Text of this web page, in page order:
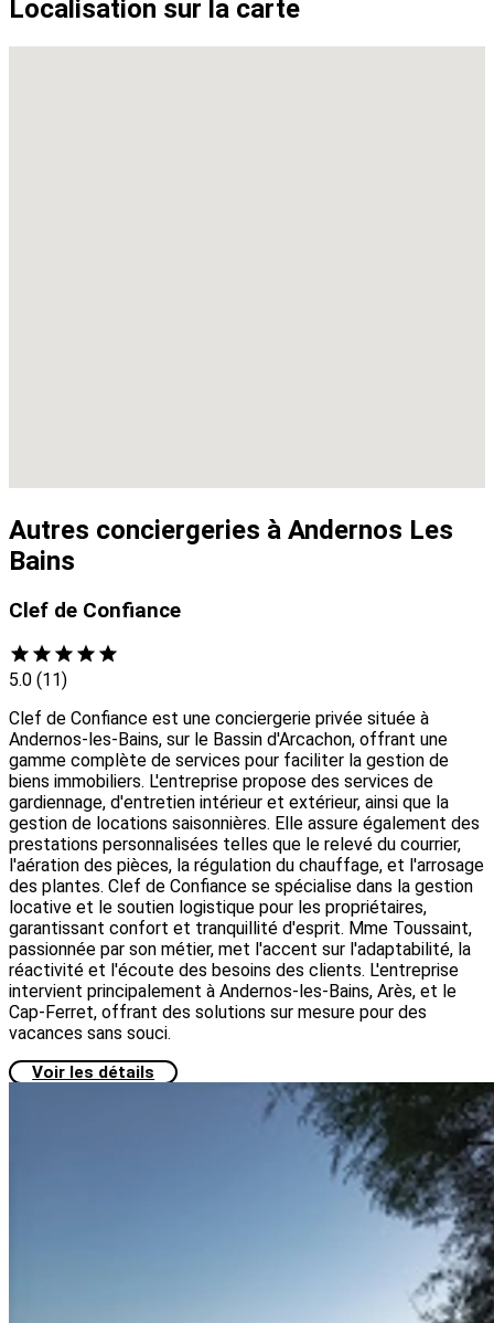
Localisation sur la carte
Autres conciergeries à Andernos Les
Bains
Clef de Confiance
5.0 (11)
Clef de Confiance est une conciergerie privée située à
Andernos-les-Bains, sur le Bassin d'Arcachon, offrant une
gamme complète de services pour faciliter la gestion de
biens immobiliers. L'entreprise propose des services de
gardiennage, d'entretien intérieur et extérieur, ainsi que la
gestion de locations saisonnières. Elle assure également des
prestations personnalisées telles que le relevé du courrier,
l'aération des pièces, la régulation du chauffage, et l'arrosage
des plantes. Clef de Confiance se spécialise dans la gestion
locative et le soutien logistique pour les propriétaires,
garantissant confort et tranquillité d'esprit. Mme Toussaint,
passionnée par son métier, met l'accent sur l'adaptabilité, la
réactivité et l'écoute des besoins des clients. L'entreprise
intervient principalement à Andernos-les-Bains, Arès, et le
Cap-Ferret, offrant des solutions sur mesure pour des
vacances sans souci.
Voir les détails